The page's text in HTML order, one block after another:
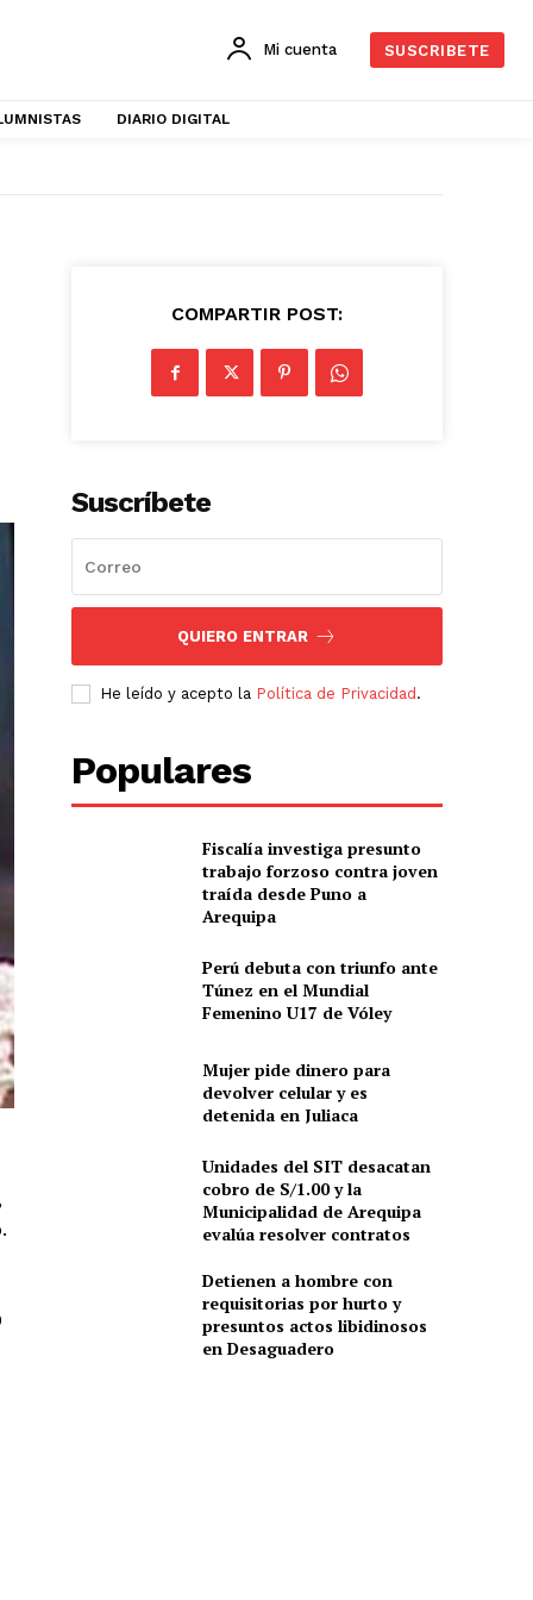
Mi cuenta SUSCRIBETE
DIARIO DIGITAL
COMPARTIR POST:
Suscríbete
QUIERO ENTRAR
He leído y acepto la Política de Privacidad .
Populares
Fiscalía investiga presunto
trabajo forzoso contra joven
traída desde Puno a
Arequipa
Perú debuta con triunfo ante
Túnez en el Mundial
Femenino U17 de Vóley
Mujer pide dinero para
devolver celular y es
detenida en Juliaca
Unidades del SIT desacatan
cobro de S/1.00 y la
Municipalidad de Arequipa
evalúa resolver contratos
Detienen a hombre con
requisitorias por hurto y
presuntos actos libidinosos
en Desaguadero